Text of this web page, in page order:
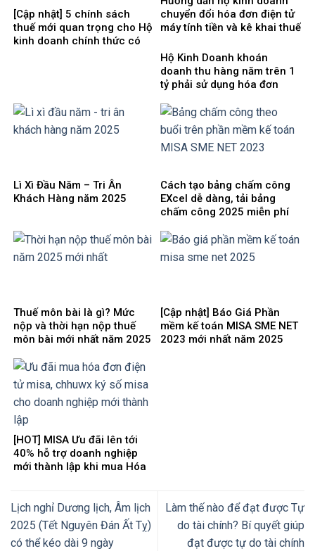
[Cập nhật] 5 chính sách
thuế mới quan trọng cho Hộ
kinh doanh chính thức có
chuyển đổi hóa đơn điện tử
máy tính tiền và kê khai thuế
Hộ Kinh Doanh khoán
doanh thu hàng năm trên 1
tỷ phải sử dụng hóa đơn
Nghị định 70/2025/NĐ-CP
mới
Lì Xì Đầu Năm – Tri Ân
Khách Hàng năm 2025
Cách tạo bảng chấm công
EXcel dễ dàng, tải bảng
chấm công 2025 miễn phí
Thuế môn bài là gì? Mức
nộp và thời hạn nộp thuế
môn bài mới nhất năm 2025
[Cập nhật] Báo Giá Phần
mềm kế toán MISA SME NET
2023 mới nhất năm 2025
[HOT] MISA Ưu đãi lên tới
40% hỗ trợ doanh nghiệp
mới thành lập khi mua Hóa
Lịch nghỉ Dương lịch, Âm lịch
2025 (Tết Nguyên Đán Ất Tỵ)
có thể kéo dài 9 ngày
Làm thế nào để đạt được Tự
do tài chính? Bí quyết giúp
đạt được tự do tài chính